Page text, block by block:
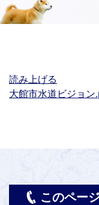
読み上げる
大館市水道ビジョ
このペー